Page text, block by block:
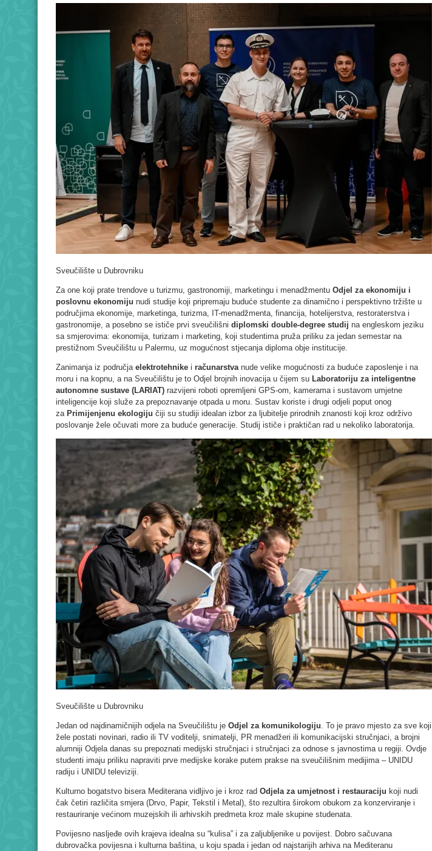
Sveučilište u Dubrovniku
Za one koji prate trendove u turizmu, gastronomiji, marketingu i menadžmentu Odjel za ekonomiju i
poslovnu ekonomiju nudi studije koji pripremaju buduće studente za dinamično i perspektivno tržište u
područjima ekonomije, marketinga, turizma, IT-menadžmenta, financija, hotelijerstva, restoraterstva i
gastronomije, a posebno se ističe prvi sveučilišni diplomski double-degree studij na engleskom jeziku
sa smjerovima: ekonomija, turizam i marketing, koji studentima pruža priliku za jedan semestar na
prestižnom Sveučilištu u Palermu, uz mogućnost stjecanja diploma obje institucije.
Zanimanja iz područja elektrotehnike i računarstva nude velike mogućnosti za buduće zaposlenje i na
moru i na kopnu, a na Sveučilištu je to Odjel brojnih inovacija u čijem su Laboratoriju za inteligentne
autonomne sustave (LARIAT) razvijeni roboti opremljeni GPS-om, kamerama i sustavom umjetne
inteligencije koji služe za prepoznavanje otpada u moru. Sustav koriste i drugi odjeli poput onog
za Primijenjenu ekologiju čiji su studiji idealan izbor za ljubitelje prirodnih znanosti koji kroz održivo
poslovanje žele očuvati more za buduće generacije. Studij ističe i praktičan rad u nekoliko laboratorija.
Sveučilište u Dubrovniku
Jedan od najdinamičnijih odjela na Sveučilištu je Odjel za komunikologiju. To je pravo mjesto za sve koji
žele postati novinari, radio ili TV voditelji, snimatelji, PR menadžeri ili komunikacijski stručnjaci, a brojni
alumniji Odjela danas su prepoznati medijski stručnjaci i stručnjaci za odnose s javnostima u regiji. Ovdje
studenti imaju priliku napraviti prve medijske korake putem prakse na sveučilišnim medijima – UNIDU
radiju i UNIDU televiziji.
Kulturno bogatstvo bisera Mediterana vidljivo je i kroz rad Odjela za umjetnost i restauraciju koji nudi
čak četiri različita smjera (Drvo, Papir, Tekstil i Metal), što rezultira širokom obukom za konzerviranje i
restauriranje većinom muzejskih ili arhivskih predmeta kroz male skupine studenata.
Povijesno nasljeđe ovih krajeva idealna su “kulisa” i za zaljubljenike u povijest. Dobro sačuvana
dubrovačka povijesna i kulturna baština, u koju spada i jedan od najstarijih arhiva na Mediteranu